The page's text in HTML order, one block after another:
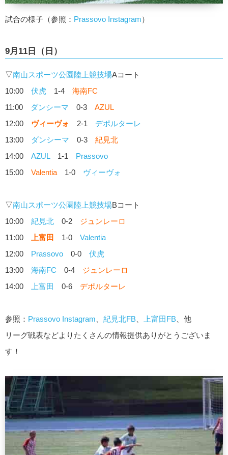
試合の様子（参照： Prassovo Instagram）
9月11日（日）
▽南山スポーツ公園陸上競技場Aコート
10:00 伏虎 1-4 海南FC
11:00
ダンシーマ 0-3 AZUL
12:00 ヴィーヴォ 2-1 デポルターレ
13:00
ダンシーマ 0-3 紀見北
14:00 AZUL1-1 Prassovo
15:00 Valentia 1-0 ヴィーヴォ
▽南山スポーツ公園陸上競技場Bコート
10:00 紀見北 0-2 ジュンレーロ
11:00
上富田 1-0 Valentia
12:00 Prassovo 0-0 伏虎
13:00 海南FC 0-4 ジュンレーロ
14:00
上富田 0-6 デポルターレ
参照： Prassovo Instagram 紀見北FB 上富田FB 、他
リーグ戦表などよりたくさんの情報提供ありがとうございま
す！